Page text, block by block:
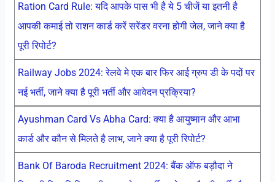
Ration Card Rule: यदि आपके पास भी है ये 5 चीजें या इतनी है
आपकी कमाई तो राशन कार्ड करें सरेंडर वरना होगी जेल, जाने क्या है
पूरी रिपोर्ट?
Railway Jobs 2024: रेलवे मे एक बार फिर आई ग्रुप डी के पदों पर
नई भर्ती, जाने क्या है पूरी भर्ती और आवेदन प्रक्रिया?
Ayushman Card Vs Abha Card: क्या है आयुष्मान और आभा
कार्ड और कौन से मिलते है लाभ, जाने क्या है पूरी रिपोर्ट?
Bank Of Baroda Recruitment 2024: बैंक ऑफ बड़ौदा ने